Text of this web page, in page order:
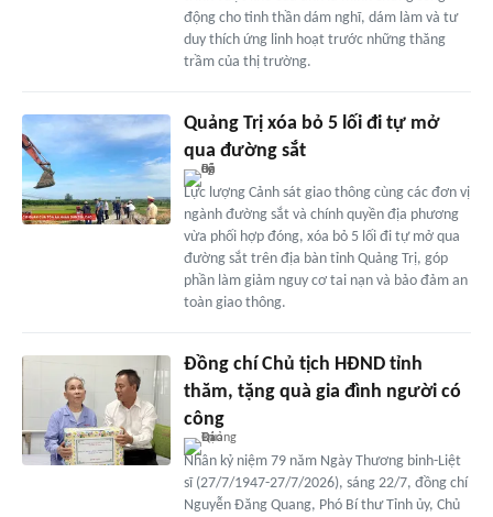
động cho tinh thần dám nghĩ, dám làm và tư
duy thích ứng linh hoạt trước những thăng
trầm của thị trường.
Quảng Trị xóa bỏ 5 lối đi tự mở
qua đường sắt
Lực lượng Cảnh sát giao thông cùng các đơn vị
ngành đường sắt và chính quyền địa phương
vừa phối hợp đóng, xóa bỏ 5 lối đi tự mở qua
đường sắt trên địa bàn tỉnh Quảng Trị, góp
phần làm giảm nguy cơ tai nạn và bảo đảm an
toàn giao thông.
Đồng chí Chủ tịch HĐND tỉnh
thăm, tặng quà gia đình người có
công
Nhân kỷ niệm 79 năm Ngày Thương binh-Liệt
sĩ (27/7/1947-27/7/2026), sáng 22/7, đồng chí
Nguyễn Đăng Quang, Phó Bí thư Tỉnh ủy, Chủ